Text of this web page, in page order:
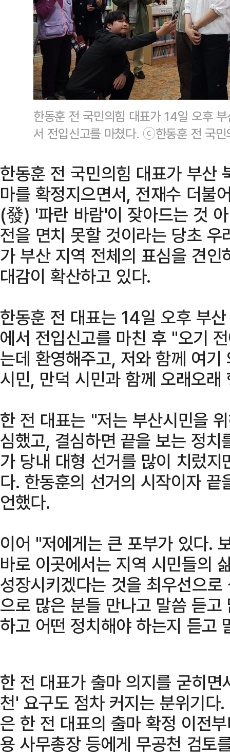
한동훈 전 국민의힘 대표가 14일 오후
서 전입신고를 마쳤다. ⓒ한동훈 전 국민
한동훈 전 국민의힘 대표가 부산
마를 확정지으면서, 전재수 더불
(發) '파란 바람'이 잦아드는 것
전을 면치 못할 것이라는 당초
가 부산 지역 전체의 표심을 견
대감이 확산하고 있다.
한동훈 전 대표는 14일 오후 부
에서 전입신고를 마친 후 "오기
는데 환영해주고, 저와 함께 여
시민, 만덕 시민과 함께 오래오
한 전 대표는 "저는 부산시민을
심했고, 결심하면 끝을 보는 정
가 당내 대형 선거를 많이 치렀
다. 한동훈의 선거의 시작이자
언했다.
이어 "저에게는 큰 포부가 있다.
바로 이곳에서는 지역 시민들의
성장시키겠다는 것을 최우선으
으로 많은 분들 만나고 말씀 듣
하고 어떤 정치해야 하는지 듣고
한 전 대표가 출마 의지를 굳히
천' 요구도 점차 커지는 분위기
은 한 전 대표의 출마 확정 이전
용 사무총장 등에게 무공천 검토